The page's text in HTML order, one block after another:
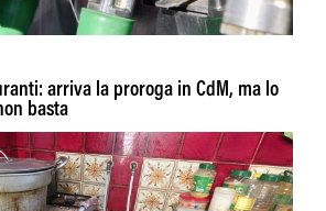
arriva la proroga in CdM, ma lo
basta